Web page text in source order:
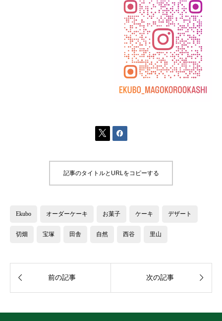
 
記事のタイトルとURLをコピーする
Ekubo オーダーケーキ お菓子 ケーキ デザート
切畑 宝塚 田舎 自然 西谷 里山
 前の記事 次の記事 